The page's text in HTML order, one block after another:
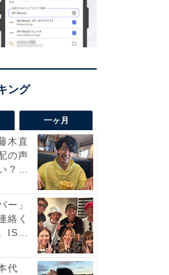
一ヶ月
木直
の声
？」
ー」
絡く
IS
代